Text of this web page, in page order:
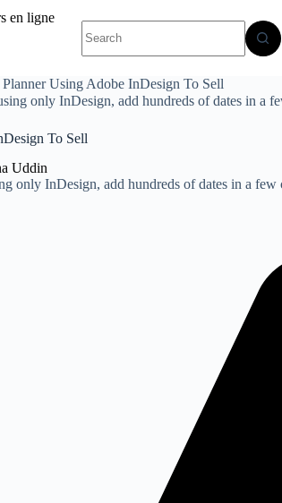
results
Using Adobe InDesign To Sell
To Sell
Uddin
only InDesign, add hundreds of dates in a few